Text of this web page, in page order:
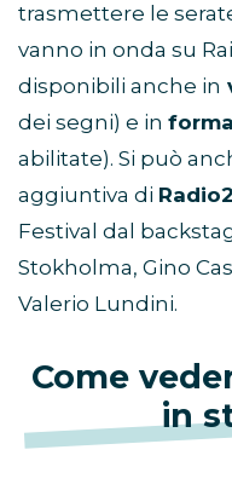
trasmettere le
vanno in onda su
disponibili anche in
dei segni) e in
abilitate). Si può
aggiuntiva di
Festival dal
Stokholma, Gino
Valerio Lundini.
Come
in